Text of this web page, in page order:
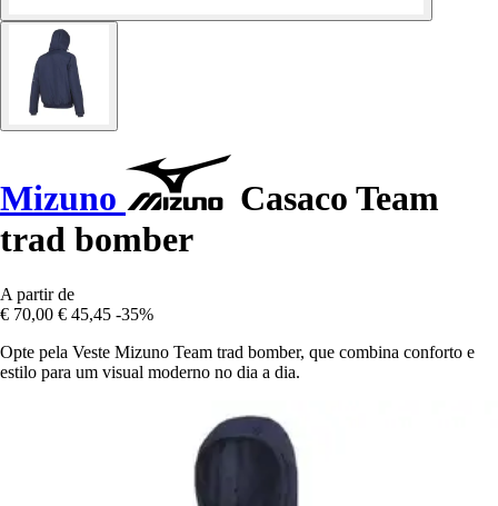
Mizuno
Casaco Team
trad bomber
A partir de
€ 70,00 € 45,45 -35%
Opte pela Veste Mizuno Team trad bomber, que combina conforto e
estilo para um visual moderno no dia a dia.